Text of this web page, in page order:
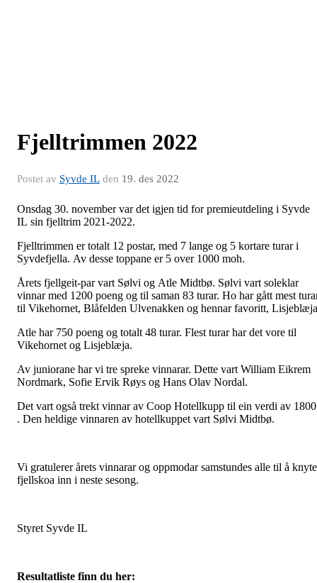
Fjelltrimmen 2022
Postet av Syvde IL den 19. des 2022
Onsdag 30. november var det igjen tid for premieutdeling i Syvde
IL sin fjelltrim 2021-2022.
Fjelltrimmen er totalt 12 postar, med 7 lange og 5 kortare turar i
Syvdefjella. Av desse toppane er 5 over 1000 moh.
Årets fjellgeit-par vart Sølvi og Atle Midtbø. Sølvi vart soleklar
vinnar med 1200 poeng og til saman 83 turar. Ho har gått mest
til Vikehornet, Blåfelden Ulvenakken og hennar favoritt,
Atle har 750 poeng og totalt 48 turar. Flest turar har det vore til
Vikehornet og Lisjeblæja.
Av juniorane har vi tre spreke vinnarar. Dette vart William Eikrem
Nordmark, Sofie Ervik Røys og Hans Olav Nordal.
Det vart også trekt vinnar av Coop Hotellkupp til ein verdi av
. Den heldige vinnaren av hotellkuppet vart Sølvi Midtbø.
Vi gratulerer årets vinnarar og oppmodar samstundes alle til å knyte
fjellskoa inn i neste sesong.
Styret Syvde IL
Resultatliste finn du her: